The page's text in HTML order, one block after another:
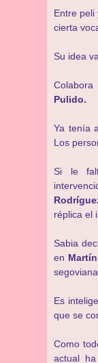
Entre peli
cierta
Su idea
Pulido.
Ya tenía a
Los
Si le
réplica el
Sabia
en
Es
que se
Como
actual